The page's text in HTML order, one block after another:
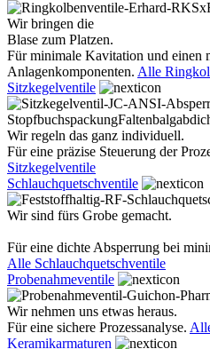
Wir bringen die
Blase zum Platzen.
Für minimale Kavitation und einen
Anlagenkomponenten. Alle
Sitzkegelventile
Wir regeln das ganz individuell.
Für eine präzise Steuerung der
Sitzkegelventile
Schlauchquetschventile
Wir sind fürs Grobe gemacht.
Für eine dichte Absperrung bei
Alle Schlauchquetschventile
Probenahmeventile
Wir nehmen uns etwas heraus.
Für eine sichere Prozessanalyse.
Keramikarmaturen